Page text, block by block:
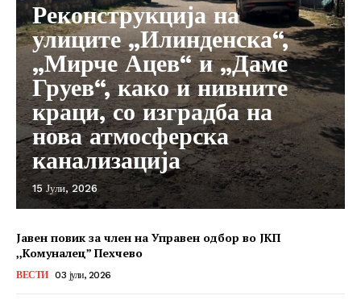
Реконструкција на
улиците „Илинденска“,
„Мирче Ацев“ и „Даме
Груев“, како и нивните
краци, со изградба на
нова атмосферска
канализација
15 Јули, 2026
Јавен повик за член на Управен одбор во ЈКП
,,Комуналец” Пехчево
ВЕСТИ 03 јули, 2026